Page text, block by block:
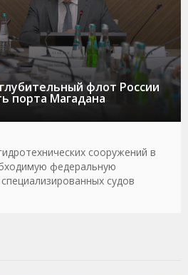
флот России
порта Магадана
сооружений в
федеральную
судов